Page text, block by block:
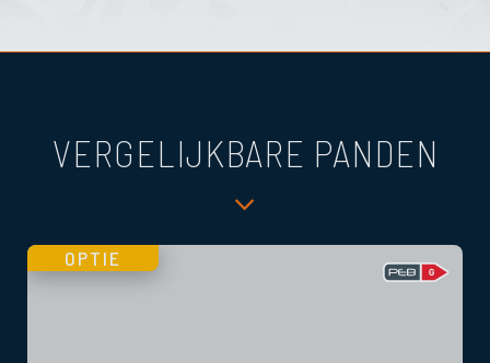
VERGELIJKBARE PANDEN
OPTIE